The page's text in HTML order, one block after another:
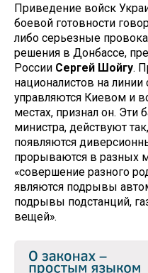
Приведение войск
боевой готовности
либо серьезные
решения в Донбассе,
России Сергей Шойгу.
националистов на
управляются Киевом и
местах, признал он. Эти
министра, действуют
появляются
прорываются в разных
«совершение разного
являются подрывы
подрывы подстанций,
вещей».